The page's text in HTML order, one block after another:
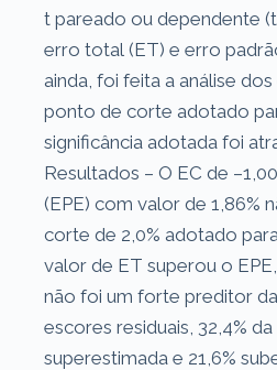
t pareado ou dependente
erro total (ET) e erro
ainda, foi feita a análise
ponto de corte adotado
significância adotada foi
Resultados – O EC de
(EPE) com valor de 1,86%
corte de 2,0% adotado
valor de ET superou o
não foi um forte preditor da
escores residuais, 32,4%
superestimada e 21,6%